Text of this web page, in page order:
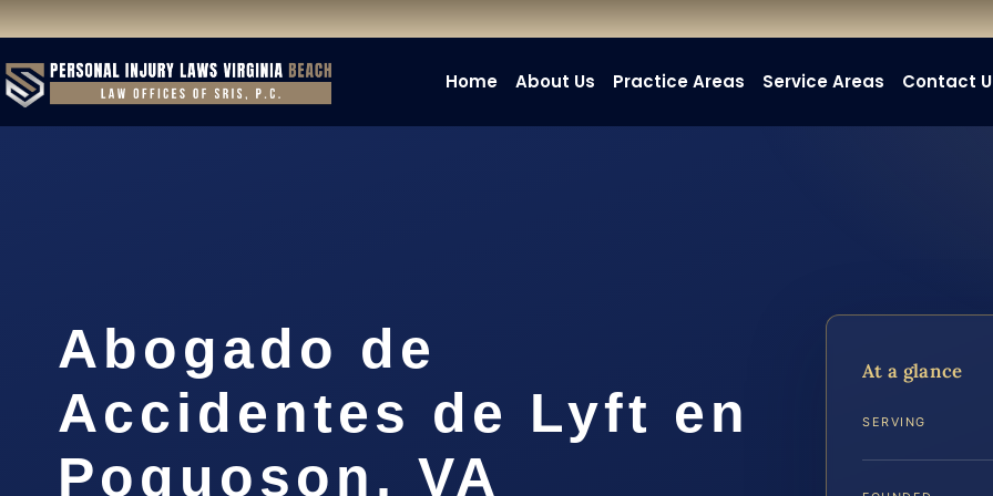
Home About Us Practice Areas Service Areas Contact
Abogado de
Accidentes de Lyft en
Poquoson, VA
At a glance
SERVING